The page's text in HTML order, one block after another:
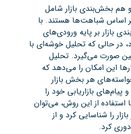
بخش‌بندی بازار شامل
اساس شباهت‌ها هستند. با
بازار بر پایه ورودی‌های
در حالی که تحلیل خوشه‌ای با
صورت می‌گیرد. تحلیل
این امکان را می‌دهد که
هر بخش بازار
پیام‌های بازاریابی خود را
از این روش، می‌توان
را شناسایی کرد و از
کرد.